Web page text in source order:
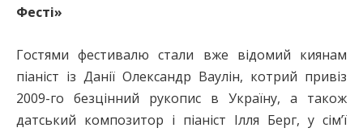
Фесті»
Гостями фестивалю стали вже відомий киянам
піаніст із Данії Олександр Ваулін, котрий привіз
2009-го безцінний рукопис в Україну, а також
датський композитор і піаніст Ілля Берг, у сім’ї